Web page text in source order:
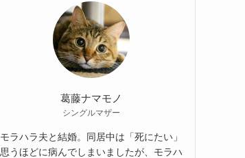
葛藤ナマモノ
シングルマザー
モラハラ夫と結婚。同居中は「死にたい」
思うほどに病んでしまいましたが、モラハ